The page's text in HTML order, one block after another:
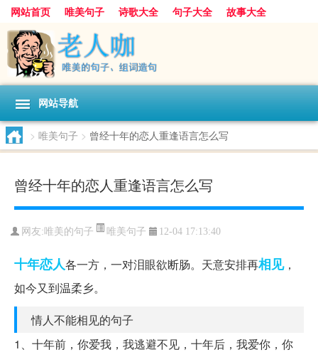
网站首页 唯美句子 诗歌大全 句子大全
故事大全
人生感悟
其他美文 美文欣赏
感人故事
句子分类
网站导航
> 唯美句子 > 曾经十年的恋人重逢语言怎么写
曾经十年的恋人重逢语言怎么写
网友: 唯美的句子 唯美句子 12-04 17:13:40
十年恋人各一方，一对泪眼欲断肠。天意安排再相见，
如今又到温柔乡。
情人不能相见的句子
1、十年前，你爱我，我逃避不见，十年后，我爱你，你